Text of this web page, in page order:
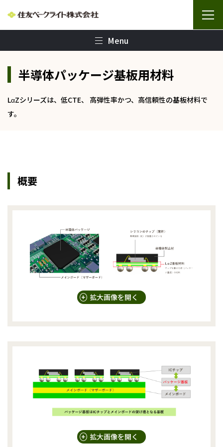
半導体パッケージ基板用材料
LαZシリーズは、低CTE、 高弾性率かつ、高信頼性の基板材料で
す。
Menu
概要
+ 拡大画像を開く
+ 拡大画像を開く